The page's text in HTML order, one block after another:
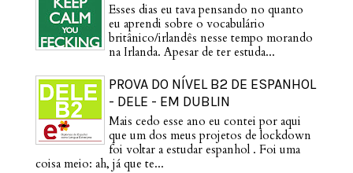
Esses dias eu tava pensando no quanto
eu aprendi sobre o vocabulário
britânico/irlandês nesse tempo morando
na Irlanda. Apesar de ter estuda...
PROVA DO NÍVEL B2 DE ESPANHOL
- DELE - EM DUBLIN
Mais cedo esse ano eu contei por aqui
que um dos meus projetos de lockdown
foi voltar a estudar espanhol . Foi uma
coisa meio: ah, já que te...